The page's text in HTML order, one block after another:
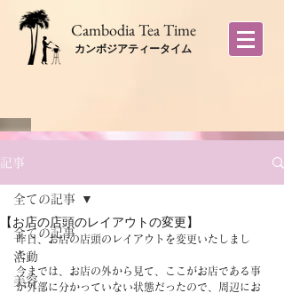
​Cambodia Tea Time
カンボジアティータイム
記事
全ての記事
活動
美容
全ての記事
【お店の店頭のレイアウトの変更】
昨日、お店の店頭のレイアウトを変更いたしまし
た。
今までは、お店の外から見て、ここがお店である事
が外部に分かっていない状態だったので、周辺にお